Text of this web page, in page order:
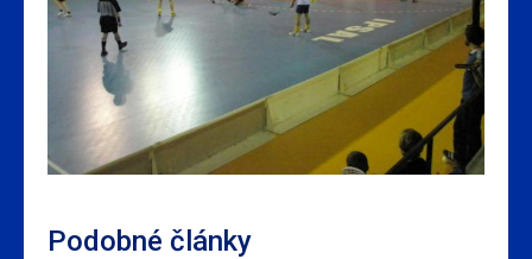
Podobné články